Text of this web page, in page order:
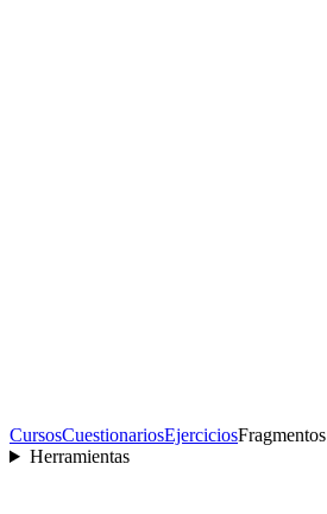
CursosCuestionariosEjerciciosFragmentos
Herramientas